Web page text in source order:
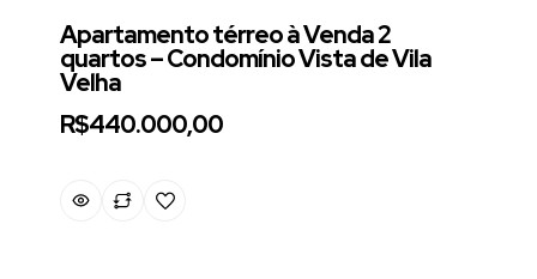
Apartamento térreo à Venda 2
quartos – Condomínio Vista de Vila
Velha
R$440.000,00